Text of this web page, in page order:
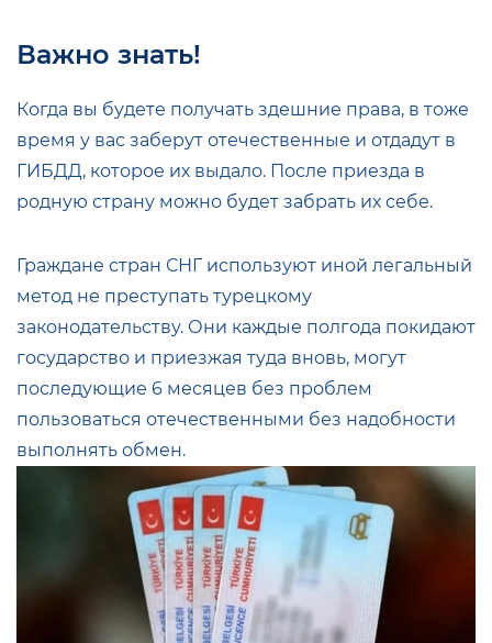
Важно знать!
Когда вы будете получать здешние права, в тоже
время у вас заберут отечественные и отдадут в
ГИБДД, которое их выдало. После приезда в
родную страну можно будет забрать их себе.
Граждане стран СНГ используют иной легальный
метод не преступать турецкому
законодательству. Они каждые полгода покидают
государство и приезжая туда вновь, могут
последующие 6 месяцев без проблем
пользоваться отечественными без надобности
выполнять обмен.